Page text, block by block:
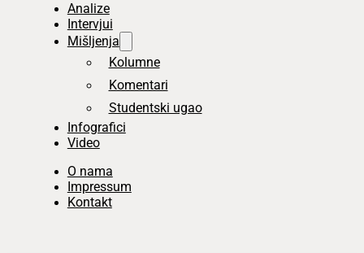
Analize
Intervjui
Mišljenja
Kolumne
Komentari
Studentski ugao
Infografici
Video
O nama
Impressum
Kontakt